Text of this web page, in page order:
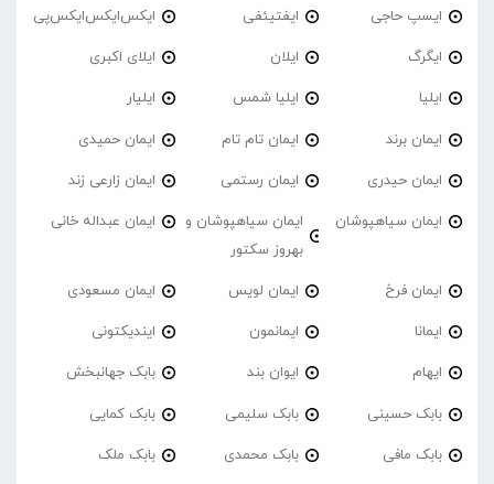
ایسپ حاجی ایفتیئفی ایکس‌ایکس‌ایکس‌پی
ایگرگ ایلان ایلای اکبری
ایلیا ایلیا شمس ایلیار
ایمان برند ایمان تام تام ایمان حمیدی
ایمان حیدری ایمان رستمی ایمان زارعی زند
ایمان سیاهپوشان
ایمان سیاهپوشان و
بهروز سکتور
ایمان عبداله خانی
ایمان فرخ ایمان لویس ایمان مسعودی
ایمانا ایمانمون ایندیکتونی
ایهام ایوان بند بابک جهانبخش
بابک حسینی بابک سلیمی بابک کمایی
بابک مافی بابک محمدی بابک ملک